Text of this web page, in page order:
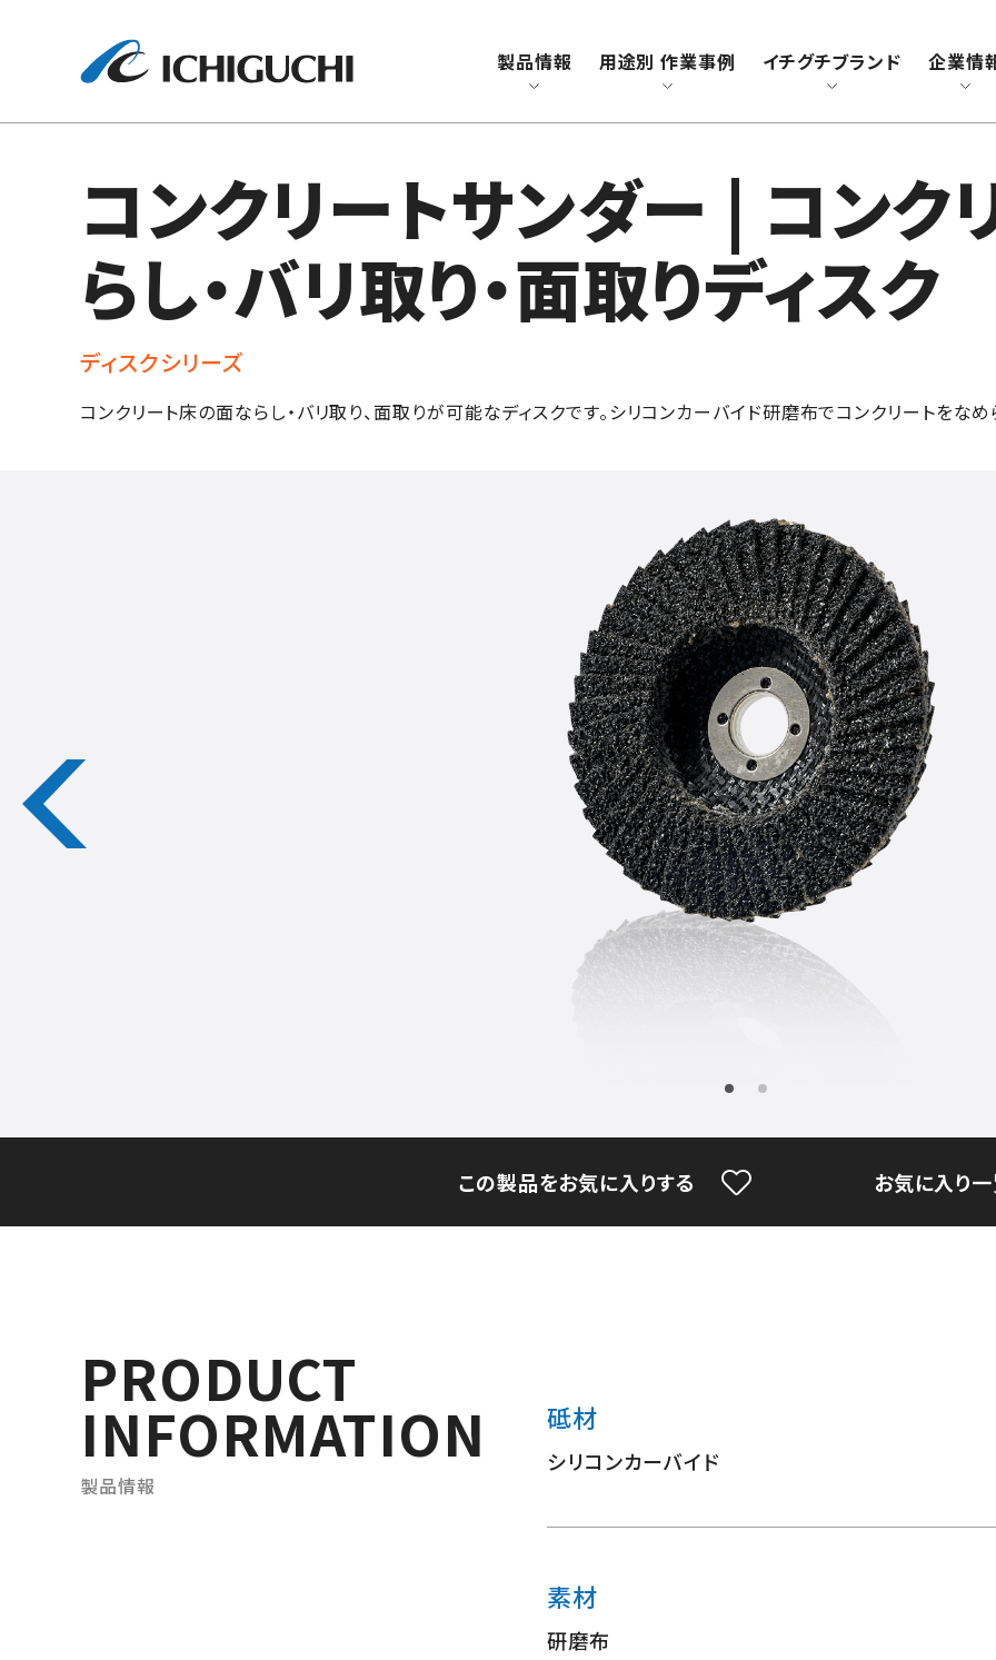
株式会社イチグチ
製品情報 用途別 作業事例 イチグチブランド 企業情
コンクリートサンダー | コンク
らし・バリ取り・面取りディスク
ディスクシリーズ
コンクリート床の面ならし・バリ取り、面取りが可能なディスクです。シリコンカーバイド研磨布でコンクリートをな
この製品をお気に入りする お気に入り
PRODUCT
INFORMATION
製品情報
砥材
シリコンカーバイド
素材
研磨布